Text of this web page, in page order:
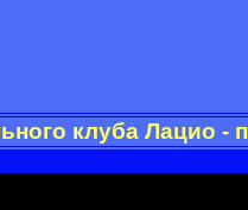
клуба Лацио -